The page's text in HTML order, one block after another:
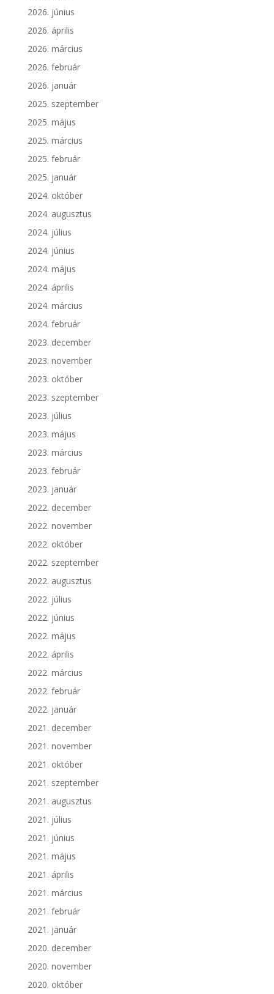
2026. június
2026. április
2026. március
2026. február
2026. január
2025. szeptember
2025. május
2025. március
2025. február
2025. január
2024. október
2024. augusztus
2024. július
2024. június
2024. május
2024. április
2024. március
2024. február
2023. december
2023. november
2023. október
2023. szeptember
2023. július
2023. május
2023. március
2023. február
2023. január
2022. december
2022. november
2022. október
2022. szeptember
2022. augusztus
2022. július
2022. június
2022. május
2022. április
2022. március
2022. február
2022. január
2021. december
2021. november
2021. október
2021. szeptember
2021. augusztus
2021. július
2021. június
2021. május
2021. április
2021. március
2021. február
2021. január
2020. december
2020. november
2020. október